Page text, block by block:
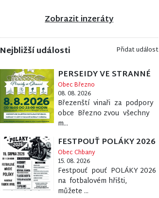
Zobrazit inzeráty
Nejbližší události Přidat událost
PERSEIDY VE STRANNÉ
Obec Březno
08. 08. 2026
Březenští vinaři za podpory
obce Březno zvou všechny
m...
FESTPOUŤ POLÁKY 2026
Obec Chbany
15. 08. 2026
Festpouť pouť POLÁKY 2026
na fotbalovém hřišti,
můžete ...